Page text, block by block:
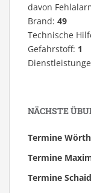
davon
Brand: 49
Technische
Gefahrstoff: 1
NÄCHSTE
Termine Wörth
Termine
Termine